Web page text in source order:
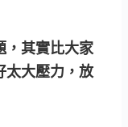
，其實比大家
太大壓力，放